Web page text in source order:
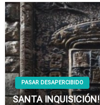
PASAR DESAPERCIBIDO
SANTA INQUISICIÓN!